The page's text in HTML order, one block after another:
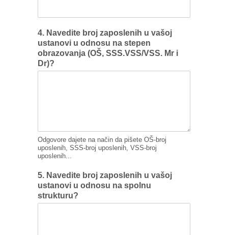
4. Navedite broj zaposlenih u vašoj
ustanovi u odnosu na stepen
obrazovanja (OŠ, SSS.VSS/VSS. Mr i
Dr)?
Odgovore dajete na način da pišete OŠ-broj
uposlenih, SSS-broj uposlenih, VSS-broj
uposlenih...
5. Navedite broj zaposlenih u vašoj
ustanovi u odnosu na spolnu
strukturu?